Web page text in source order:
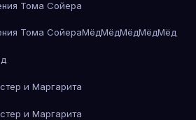
Тома Сойера
Тома СойераМёдМёдМёдМёдМёд
и Маргарита
и Маргарита